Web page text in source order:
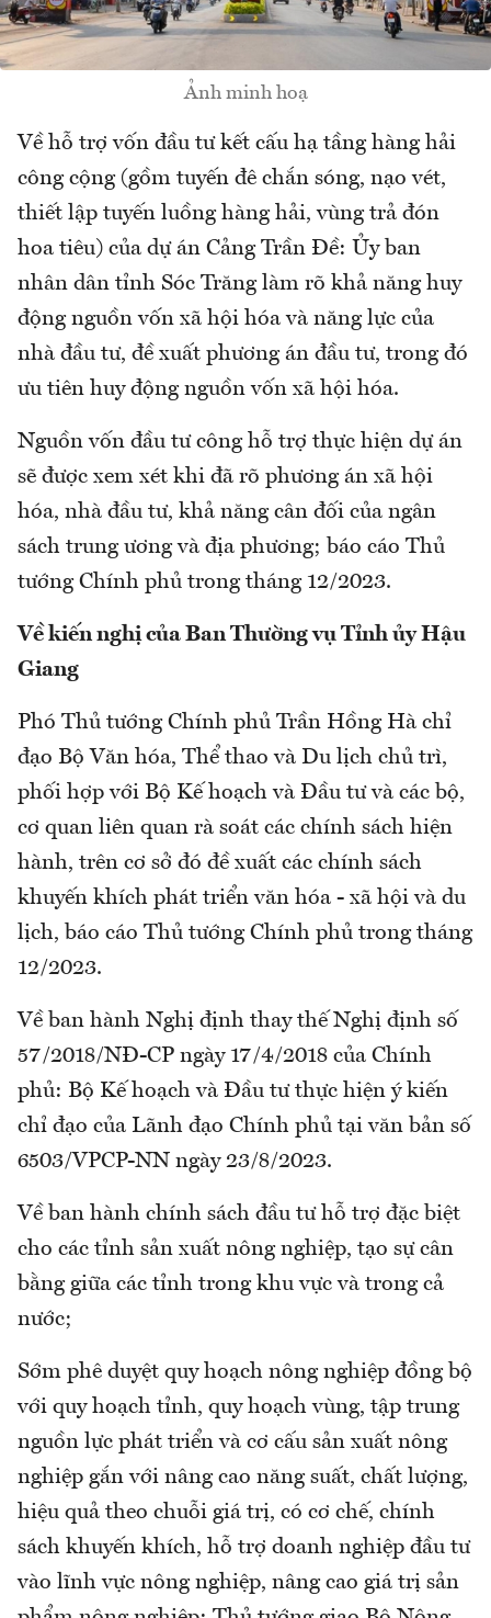
Ảnh minh hoạ
Về hỗ trợ vốn đầu tư kết cấu hạ tầng hàng hải
công cộng (gồm tuyến đê chắn sóng, nạo vét,
thiết lập tuyến luồng hàng hải, vùng trả đón
hoa tiêu) của dự án Cảng Trần Đề: Ủy ban
nhân dân tỉnh Sóc Trăng làm rõ khả năng huy
động nguồn vốn xã hội hóa và năng lực của
nhà đầu tư, đề xuất phương án đầu tư, trong đó
ưu tiên huy động nguồn vốn xã hội hóa.
Nguồn vốn đầu tư công hỗ trợ thực hiện dự án
sẽ được xem xét khi đã rõ phương án xã hội
hóa, nhà đầu tư, khả năng cân đối của ngân
sách trung ương và địa phương; báo cáo Thủ
tướng Chính phủ trong tháng 12/2023.
Về kiến nghị của Ban Thường vụ Tỉnh ủy Hậu
Giang
Phó Thủ tướng Chính phủ Trần Hồng Hà chỉ
đạo Bộ Văn hóa, Thể thao và Du lịch chủ trì,
phối hợp với Bộ Kế hoạch và Đầu tư và các bộ,
cơ quan liên quan rà soát các chính sách hiện
hành, trên cơ sở đó đề xuất các chính sách
khuyến khích phát triển văn hóa - xã hội và du
lịch, báo cáo Thủ tướng Chính phủ trong tháng
12/2023.
Về ban hành Nghị định thay thế Nghị định số
57/2018/NĐ-CP ngày 17/4/2018 của Chính
phủ: Bộ Kế hoạch và Đầu tư thực hiện ý kiến
chỉ đạo của Lãnh đạo Chính phủ tại văn bản số
6503/VPCP-NN ngày 23/8/2023.
Về ban hành chính sách đầu tư hỗ trợ đặc biệt
cho các tỉnh sản xuất nông nghiệp, tạo sự cân
bằng giữa các tỉnh trong khu vực và trong cả
nước;
Sớm phê duyệt quy hoạch nông nghiệp đồng bộ
với quy hoạch tỉnh, quy hoạch vùng, tập trung
nguồn lực phát triển và cơ cấu sản xuất nông
nghiệp gắn với nâng cao năng suất, chất lượng,
hiệu quả theo chuỗi giá trị, có cơ chế, chính
sách khuyến khích, hỗ trợ doanh nghiệp đầu tư
vào lĩnh vực nông nghiệp, nâng cao giá trị sản